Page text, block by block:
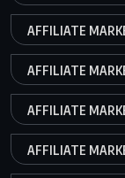
AFFILIATE
AFFILIATE
AFFILIATE
AFFILIATE